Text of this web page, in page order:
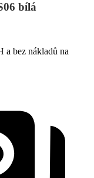
bílá
bez nákladů na